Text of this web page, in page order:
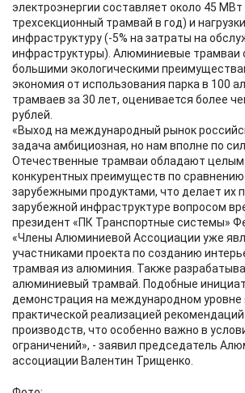
электроэнергии составляет около 45 МВт
трехсекционный трамвай в год) и
инфраструктуру (-5% на затраты на
инфраструктуры). Алюминиевые трамваи
большими экологическими
экономия от использования парка в 100
трамваев за 30 лет, оценивается более
рублей.
«Выход на международный рынок
задача амбициозная, но нам вполне по
Отечественные трамваи обладают
конкурентных преимуществ по
зарубежными продуктами, что делает их
зарубежной инфраструктуре вопросом
президент «ПК Транспортные системы»
«Члены Алюминиевой Ассоциации уже
участниками проекта по созданию
трамвая из алюминия. Также
алюминиевый трамвай. Подобные
демонстрация на международном уровне
практической реализацией
производств, что особенно важно в
ограничений», - заявил председатель
ассоциации Валентин Трищенко.